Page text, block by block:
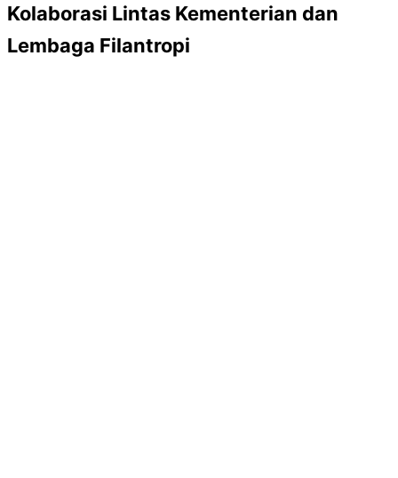
Kolaborasi Lintas Kementerian dan
Lembaga Filantropi